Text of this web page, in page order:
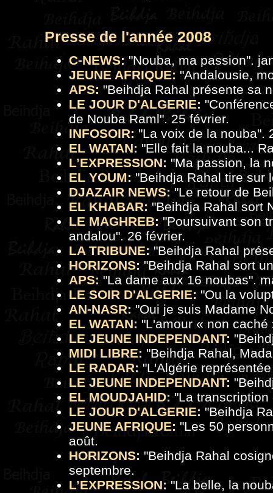
Presse de l'année 2008
C-NEWS: "Nouba, ma passion".
JEUNE AFRIQUE: "Andalousie,
APS: "Beihdja Rahal présente sa
LE JOUR D'ALGERIE: "
de Nouba Raml". 25 février.
INFOSOIR: "La voix de la nouba".
EL WATAN: "Elle fait la nouba...
L’EXPRESSION: "Ma passion, la
EL YOUM: "Beihdja Rahal tire sur
DJAZAIR NEWS: "Le retour de
EL KHABAR: "Beihdja Rahal sort
LE MAGHREB: "Poursuivant son
andalou". 26 février.
LA TRIBUNE: "Beihdja Rahal
HORIZONS: "Beihdja Rahal sort
APS: "La dame aux 16 noubas".
LE SOIR D'ALGERIE: "Ou la
AN-NASR: "Oui je suis Madame
EL WATAN: "L'amour « non
LE JEUNE INDEPENDANT: "
MIDI LIBRE: "Beihdja Rahal,
LE RADAR: "L'Algérie
LE JEUNE INDEPENDANT: "
EL MOUDJAHID: "La
LE JOUR D'ALGERIE: "Beihdja
JEUNE AFRIQUE: "Les 50
août.
HORIZONS: "Beihdja Rahal
septembre.
L’EXPRESSION: "La belle, la